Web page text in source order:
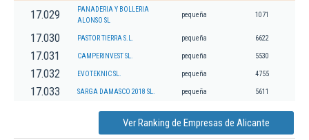
17.029
PANADERIA Y BOLLERIA
ALONSO SL
pequeña 1071
17.030 PASTOR TIERRA S.L. pequeña 6622
17.031 CAMPERINVEST SL. pequeña 5530
17.032 EVOTEKNIC SL. pequeña 4755
17.033 SARGA DAMASCO 2018 SL. pequeña 5611
Ver Ranking de Empresas de Alicante